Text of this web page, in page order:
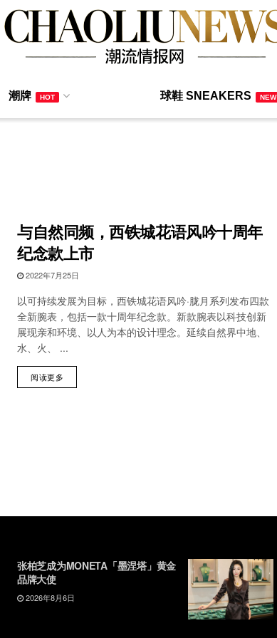
潮牌 HOT 球鞋 SNEAKERS NEW
与自然同频，西铁城花语风吟十周年
纪念款上市
2022年7月25日
以可持续发展为目标，西铁城花语风吟·胧月系列发布四款
全新腕表，包括一款十周年纪念款。新款腕表以科技创新
展现亲和环境、以人为本的设计理念。延续自然界中地、
水、火、 ...
阅读更多
张柏芝成为MONETA「墨涅塔」黄金
品牌大使
2026年8月6日